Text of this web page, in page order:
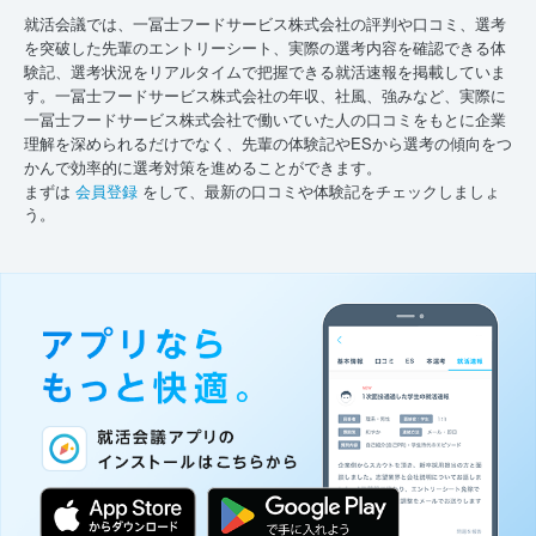
就活会議では、一冨士フードサービス株式会社の評判や口コミ、選考
を突破した先輩のエントリーシート、実際の選考内容を確認できる体
験記、選考状況をリアルタイムで把握できる就活速報を掲載していま
す。一冨士フードサービス株式会社の年収、社風、強みなど、実際に
一冨士フードサービス株式会社で働いていた人の口コミをもとに企業
理解を深められるだけでなく、先輩の体験記やESから選考の傾向をつ
かんで効率的に選考対策を進めることができます。
まずは 会員登録 をして、最新の口コミや体験記をチェックしましょ
う。